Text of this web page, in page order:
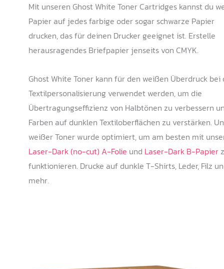
Mit unseren Ghost White Toner Cartridges kannst du
Papier auf jedes farbige oder sogar schwarze Papier
drucken, das für deinen Drucker geeignet ist. Erstelle
herausragendes Briefpapier jenseits von CMYK.
Ghost White Toner kann für den weißen Überdruck bei
Textilpersonalisierung verwendet werden, um die
Übertragungseffizienz von Halbtönen zu verbessern
Farben auf dunklen Textiloberflächen zu verstärken.
weißer Toner wurde optimiert, um am besten mit
Laser-Dark (no-cut) A-Folie und Laser-Dark B-Papier
funktionieren. Drucke auf dunkle T-Shirts, Leder, Filz
mehr.